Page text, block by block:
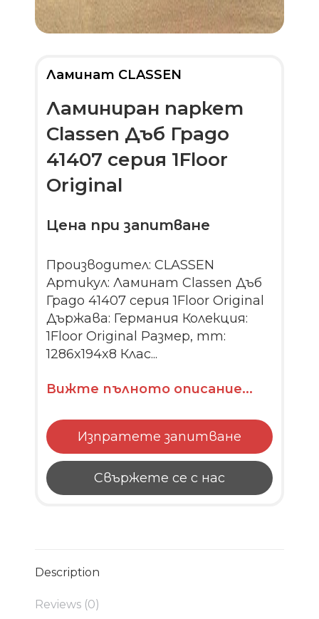
Ламинат CLASSEN
Ламиниран паркет
Classen Дъб Градо
41407 серия 1Floor
Original
Цена при запитване
Производител: CLASSEN
Артикул: Ламинат Classen Дъб
Градо 41407 серия 1Floor Original
Държава: Германия Колекция:
1Floor Original Размер, mm:
1286x194x8 Клас...
Вижте пълното описание...
Изпратете запитване
Свържете се с нас
Description
Reviews (0)